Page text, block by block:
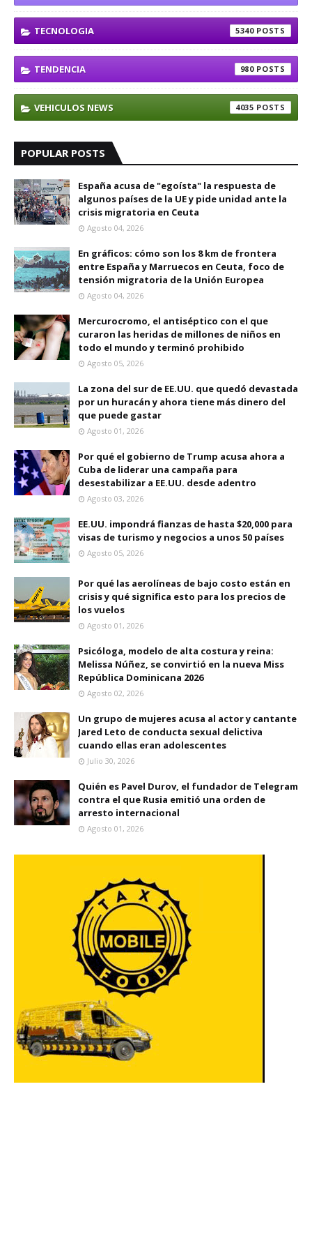
TECNOLOGIA 5340
TENDENCIA 980
VEHICULOS NEWS 4035
POPULAR POSTS
España acusa de "egoísta" la respuesta de
algunos países de la UE y pide unidad ante la
crisis migratoria en Ceuta
Agosto 04, 2026
En gráficos: cómo son los 8 km de frontera
entre España y Marruecos en Ceuta, foco de
tensión migratoria de la Unión Europea
Agosto 04, 2026
Mercurocromo, el antiséptico con el que
curaron las heridas de millones de niños en
todo el mundo y terminó prohibido
Agosto 05, 2026
La zona del sur de EE.UU. que quedó devastada
por un huracán y ahora tiene más dinero del
que puede gastar
Agosto 01, 2026
Por qué el gobierno de Trump acusa ahora a
Cuba de liderar una campaña para
desestabilizar a EE.UU. desde adentro
Agosto 03, 2026
EE.UU. impondrá fianzas de hasta $20,000 para
visas de turismo y negocios a unos 50 países
Agosto 05, 2026
Por qué las aerolíneas de bajo costo están en
crisis y qué significa esto para los precios de
los vuelos
Agosto 01, 2026
Psicóloga, modelo de alta costura y reina:
Melissa Núñez, se convirtió en la nueva Miss
República Dominicana 2026
Agosto 02, 2026
Un grupo de mujeres acusa al actor y cantante
Jared Leto de conducta sexual delictiva
cuando ellas eran adolescentes
Julio 30, 2026
Quién es Pavel Durov, el fundador de Telegram
contra el que Rusia emitió una orden de
arresto internacional
Agosto 01, 2026